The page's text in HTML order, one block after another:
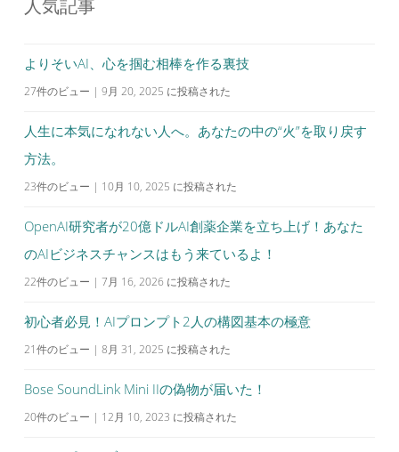
ゲ
シ
ョ
人気記事
よりそいAI、心を掴む相棒を作る裏技
27件のビュー | 9月 20, 2025 に投稿された
人生に本気になれない人へ。あなたの中の“火”を取り戻す
方法。
23件のビュー | 10月 10, 2025 に投稿された
OpenAI研究者が20億ドルAI創薬企業を立ち上げ！あなた
のAIビジネスチャンスはもう来ているよ！
22件のビュー | 7月 16, 2026 に投稿された
初心者必見！AIプロンプト2人の構図基本の極意
21件のビュー | 8月 31, 2025 に投稿された
Bose SoundLink Mini IIの偽物が届いた！
20件のビュー | 12月 10, 2023 に投稿された